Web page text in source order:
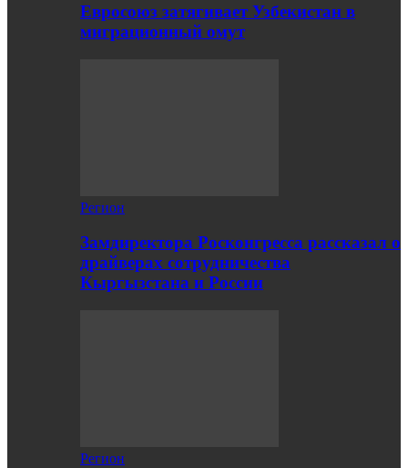
Евросоюз затягивает Узбекистан в
миграционный омут
Регион
Замдиректора Росконгресса рассказал о
драйверах сотрудничества
Кыргызстана и России
Регион